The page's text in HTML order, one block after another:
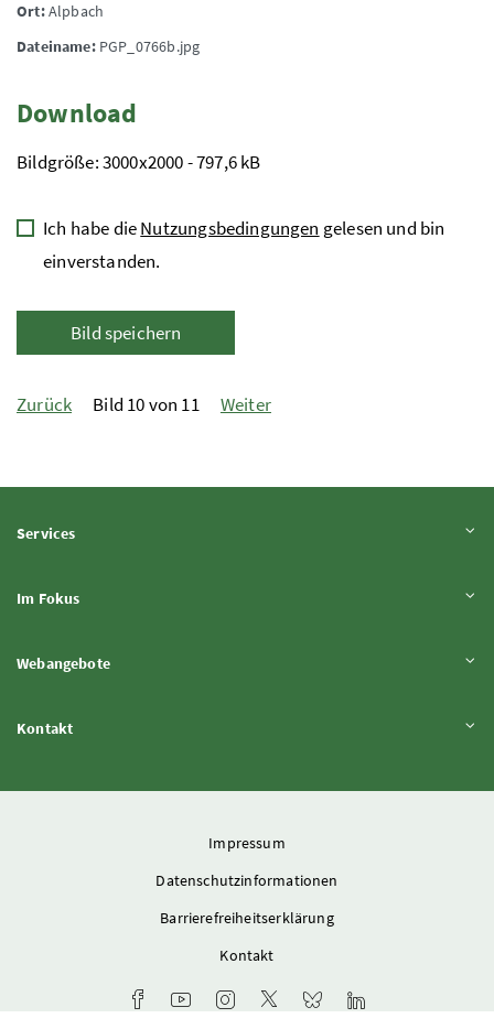
Ort:Alpbach
Dateiname:PGP_0766b.jpg
Download
Bildgröße: 3000x2000 - 797,6 kB
Ich habe dieNutzungsbedingungen gelesen und bin
einverstanden.
Bild speichern
Zurück Bild 10 von 11 Weiter
ServicesInhalt aufklappen
Im FokusInhalt aufklappen
WebangeboteInhalt aufklappen
KontaktInhalt aufklappen
Impressum
Datenschutzinformationen
Barrierefreiheitserklärung
Kontakt
Facebook-Kanal des Ministeriums
Youtube-Kanal des Bundesministeriums
Instagram-Auftritt des Ministeriums
X-Account des Ministeriums
Bluesky-Account des